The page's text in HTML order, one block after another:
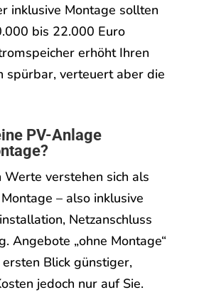
inklusive Montage sollten
bis 22.000 Euro
erhöht Ihren
spürbar, verteuert aber die
PV-Anlage
verstehen sich als
– also inklusive
Netzanschluss
Angebote „ohne Montage“
Blick günstiger,
jedoch nur auf Sie.